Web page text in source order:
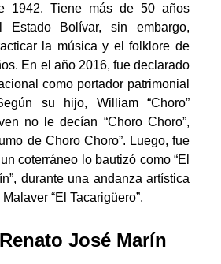
1942. Tiene más de 50 años
Estado Bolívar, sin embargo,
la música y el folklore de
En el año 2016, fue declarado
como portador patrimonial
su hijo, William “Choro”
no le decían “Choro Choro”,
de Choro Choro”. Luego, fue
coterráneo lo bautizó como “El
durante una andanza artística
“El Tacarigüero”.
José Marín